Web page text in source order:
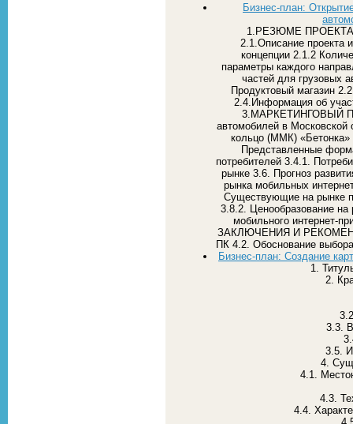
Бизнес-план:
1.РЕЗЮМЕ
2.1.Описание проекта
концепции 2.1.2
параметры каждого
частей для грузовых
Продуктовый магазин
2.4.Информация об
3.МАРКЕТИНГОВЫЙ
автомобилей в Московской
кольцо (ММК) «Бетонка»
Представленные
потребителей 3.4.1.
рынке 3.6. Прогноз
рынка мобильных
Существующие на рынке
3.8.2. Ценообразование на
мобильного интернет-
ЗАКЛЮЧЕНИЯ И
ПК 4.2. Обоснование
Бизнес-план: Создание
1.
2.
3.3.
3.5.
4.
4.1.
4.3.
4.4.